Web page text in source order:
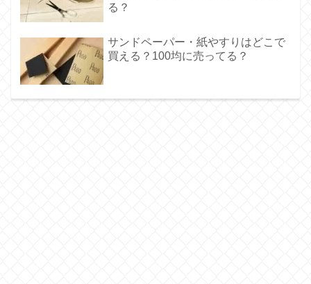
る？
サンドペーパー・紙やすりはどこで
買える？100均に売ってる？